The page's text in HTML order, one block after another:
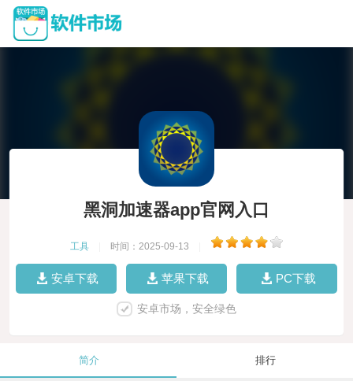
黑洞加速器app官网入口
工具 时间：2025-09-13
安卓下载 苹果下载 PC下载
安卓市场，安全绿色
简介 排行